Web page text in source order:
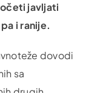
javljati
i ranije.
dovodi
sa